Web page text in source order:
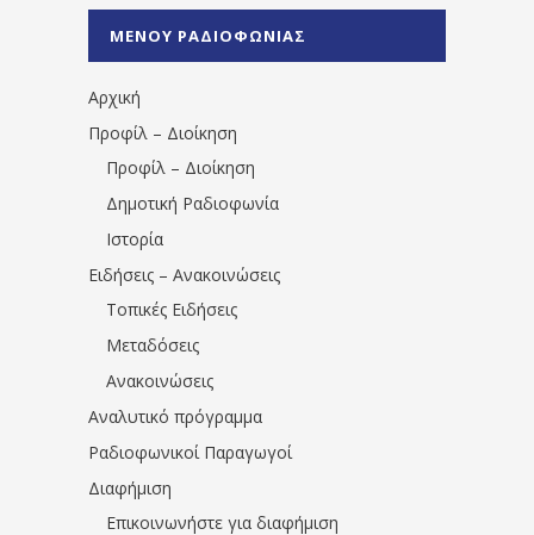
1531194763766854/" artist="" ]
ΜΕΝΟΥ ΡΑΔΙΟΦΩΝΙΑΣ
Αρχική
Προφίλ – Διοίκηση
Προφίλ – Διοίκηση
Δημοτική Ραδιοφωνία
Ιστορία
Ειδήσεις – Ανακοινώσεις
Τοπικές Ειδήσεις
Μεταδόσεις
Ανακοινώσεις
Αναλυτικό πρόγραμμα
Ραδιοφωνικοί Παραγωγοί
Διαφήμιση
Επικοινωνήστε για διαφήμιση